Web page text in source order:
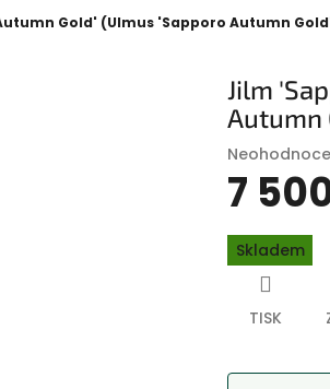
Gold' (Ulmus 'Sapporo Autumn
Jilm
Autumn
Průměrné
hodnocení
produktu
0,0
z
7
Měrná
cena:
Skladem
TISK